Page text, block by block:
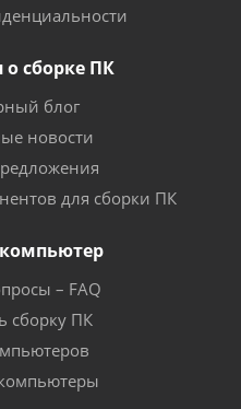
сборке ПК
блог
новости
для сборки ПК
– FAQ
сборку ПК